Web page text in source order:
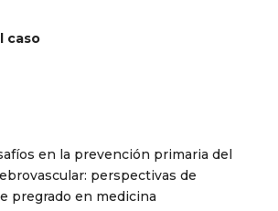
caso
en la prevención primaria del
perspectivas de
pregrado en medicina